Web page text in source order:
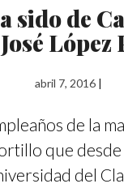
sido de
abril 7, 2016 |
de la
que desde
del